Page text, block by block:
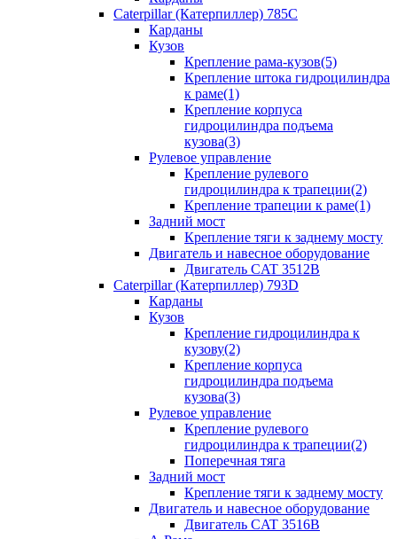
Caterpillar (Катерпиллер) 785C
Карданы
Кузов
Крепление рама-кузов(5)
Крепление штока гидроцилиндра
к раме(1)
Крепление корпуса
гидроцилиндра подъема
кузова(3)
Рулевое управление
Крепление рулевого
гидроцилиндра к трапеции(2)
Крепление трапеции к раме(1)
Задний мост
Крепление тяги к заднему мосту
Двигатель и навесное оборудование
Двигатель CAT 3512B
Caterpillar (Катерпиллер) 793D
Карданы
Кузов
Крепление гидроцилиндра к
кузову(2)
Крепление корпуса
гидроцилиндра подъема
кузова(3)
Рулевое управление
Крепление рулевого
гидроцилиндра к трапеции(2)
Поперечная тяга
Задний мост
Крепление тяги к заднему мосту
Двигатель и навесное оборудование
Двигатель CAT 3516B